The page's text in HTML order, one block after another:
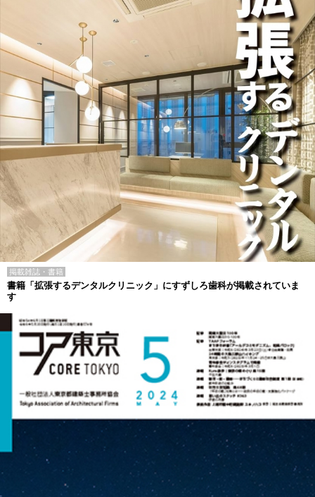
掲載雑誌・書籍
書籍「拡張するデンタルクリニック」にすずしろ歯科が掲載されていま
す